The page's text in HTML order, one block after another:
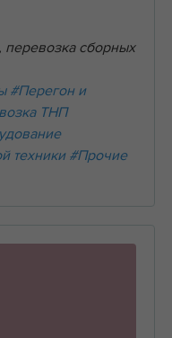
перевозка сборных
#Перегон и
ТНП
техники #Прочие